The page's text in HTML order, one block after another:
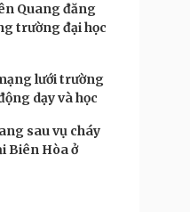
Quang đăng
trường đại học
lưới trường
dạy và học
sau vụ cháy
Biên Hòa ở